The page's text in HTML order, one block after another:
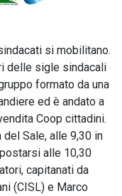
si mobilitano.
delle sigle sindacali
formato da una
ed è andato a
Coop cittadini.
Sale, alle 9,30 in
alle 10,30
capitanati da
(CISL) e Marco